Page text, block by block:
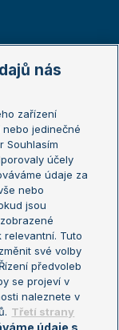
nás
zařízení
jedinečné
Souhlasím
účely
údaje za
nebo
jsou
relevantní. Tuto
své volby
předvoleb
se projeví v
naleznete v
Třetí strany
údaje s